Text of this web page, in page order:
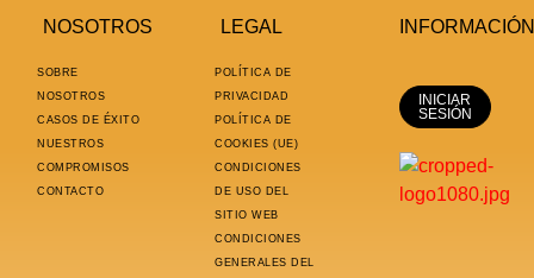
NOSOTROS
SOBRE
NOSOTROS
CASOS DE ÉXITO
NUESTROS
COMPROMISOS
CONTACTO
LEGAL
POLÍTICA DE
PRIVACIDAD
POLÍTICA DE
COOKIES (UE)
CONDICIONES
DE USO DEL
SITIO WEB
CONDICIONES
GENERALES DEL
INFORMACIÓN
INICIAR
SESIÓN